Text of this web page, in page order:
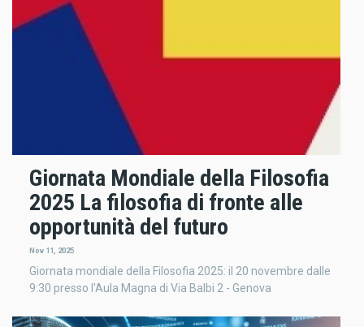
Giornata Mondiale della Filosofia
2025 La filosofia di fronte alle
opportunità del futuro
Nov 11, 2025
Giornata mondiale della Filosofia 2025: il 20 novembre dalle
9:30 presso l'Aula Magna di Via Balbi 2 - Genova